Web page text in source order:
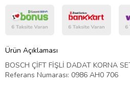
Ürün Açıklaması
BOSCH ÇİFT FİŞLİ DADAT KORNA
Referans Numarası: 0986 AH0 706